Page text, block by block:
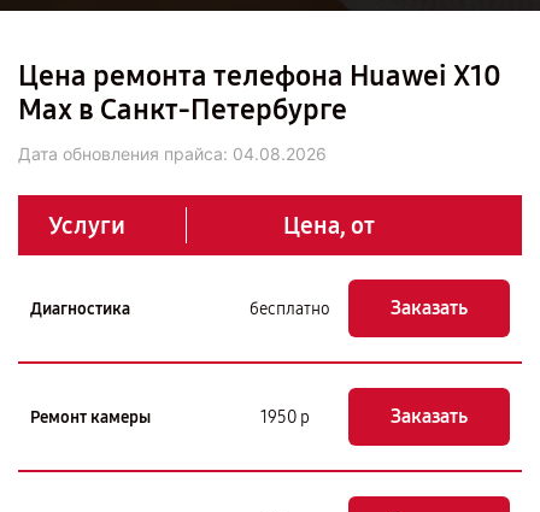
Цена ремонта телефона Huawei X10
Max в Санкт-Петербурге
Дата обновления прайса: 04.08.2026
Услуги Цена, от
Диагностика бесплатно Заказать
Ремонт камеры 1950 р Заказать